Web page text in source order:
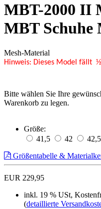
MBT-2000 II
MBT Schuhe
Mesh-Material
Hinweis: Dieses Model fällt
Bitte wählen Sie Ihre
Warenkorb zu legen.
Größe:
41,5
42 42,5
Größentabelle &
EUR 229,95
inkl. 19 % USt,
(detaillierte